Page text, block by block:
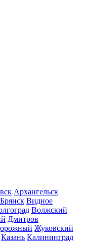
Архангельск
Брянск Видное
Волжский
Дмитров
Жуковский
Казань Калининград